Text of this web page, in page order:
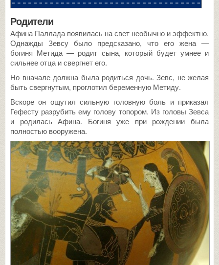
Родители
Афина Паллада появилась на свет необычно и эффектно.
Однажды Зевсу было предсказано, что его жена —
богиня Метида — родит сына, который будет умнее и
сильнее отца и свергнет его.
Но вначале должна была родиться дочь. Зевс, не желая
быть свергнутым, проглотил беременную Метиду.
Вскоре он ощутил сильную головную боль и приказал
Гефесту разрубить ему голову топором. Из головы Зевса
и родилась Афина. Богиня уже при рождении была
полностью вооружена.